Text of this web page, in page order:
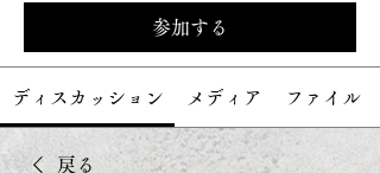
参加する
ディスカッション メディア ファイル
戻る